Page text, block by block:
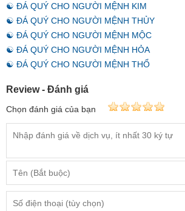
☯ ĐÁ QUÝ CHO NGƯỜI MỆNH KIM
☯ ĐÁ QUÝ CHO NGƯỜI MỆNH THỦY
☯ ĐÁ QUÝ CHO NGƯỜI MỆNH MỘC
☯ ĐÁ QUÝ CHO NGƯỜI MỆNH HỎA
☯ ĐÁ QUÝ CHO NGƯỜI MỆNH THỔ
Review - Đánh giá
Chọn đánh giá của bạn